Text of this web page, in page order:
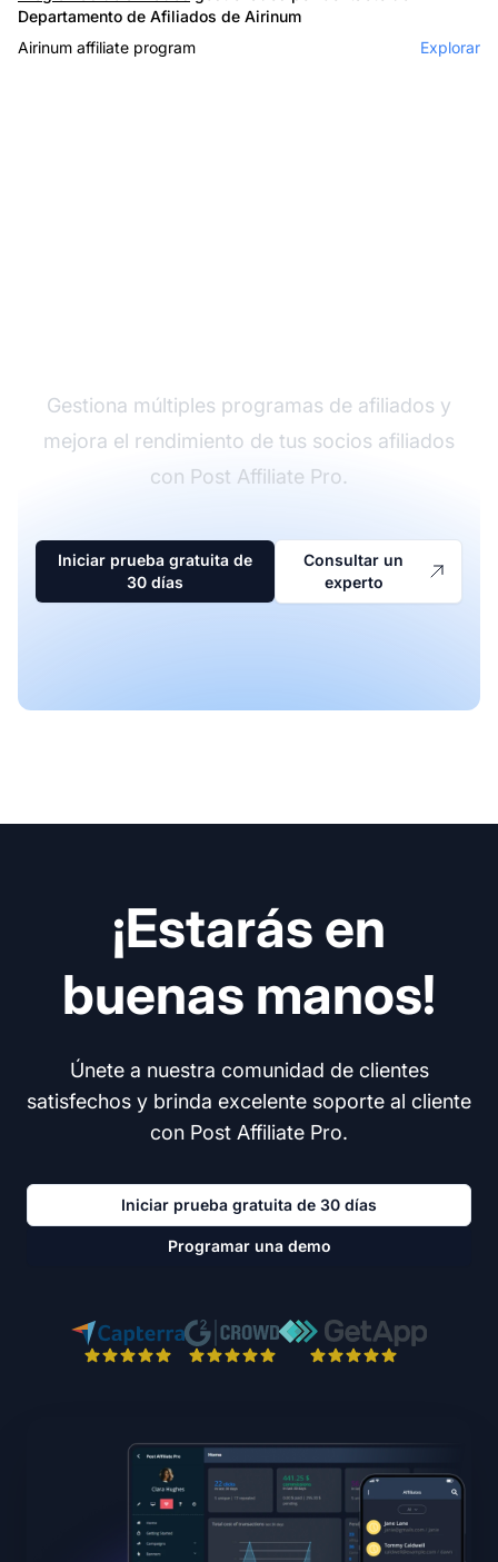
Departamento de Afiliados de Airinum
Airinum affiliate program
Explorar
Gestiona múltiples programas de afiliados y
mejora el rendimiento de tus socios afiliados
con Post Affiliate Pro.
Iniciar prueba gratuita de
30 días
Consultar un
experto
¡Estarás en
buenas manos!
Únete a nuestra comunidad de clientes
satisfechos y brinda excelente soporte al cliente
con Post Affiliate Pro.
Iniciar prueba gratuita de 30 días
Programar una demo